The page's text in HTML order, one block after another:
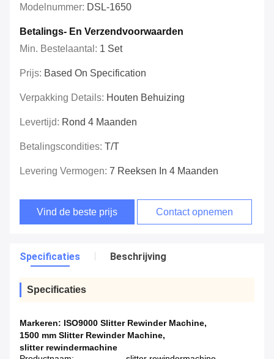
Modelnummer: DSL-1650
Betalings- En Verzendvoorwaarden
Min. Bestelaantal: 1 Set
Prijs: Based On Specification
Verpakking Details: Houten Behuizing
Levertijd: Rond 4 Maanden
Betalingscondities: T/T
Levering Vermogen: 7 Reeksen In 4 Maanden
Vind de beste prijs Contact opnemen
Specificaties Beschrijving
Specificaties
Markeren: ISO9000 Slitter Rewinder Machine,
1500 mm Slitter Rewinder Machine,
slitter rewindermachine